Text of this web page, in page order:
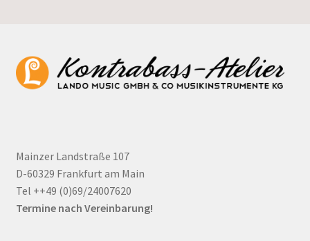
Mainzer Landstraße 107
D-60329 Frankfurt am Main
Tel ++49 (0)69/24007620
Termine nach Vereinbarung!